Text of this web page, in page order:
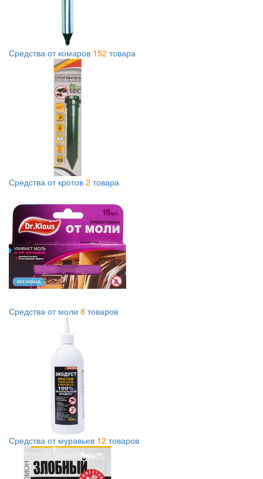
Средства от комаров 152 товара
Средства от кротов 2 товара
Средства от моли 8 товаров
Средства от муравьев 12 товаров